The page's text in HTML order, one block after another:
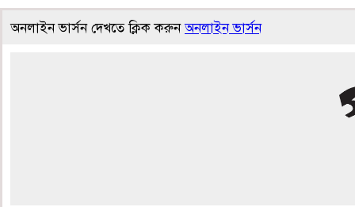
অনলাইন ভার্সন দেখতে ক্লিক করুনঅনলাইন ভার্সন